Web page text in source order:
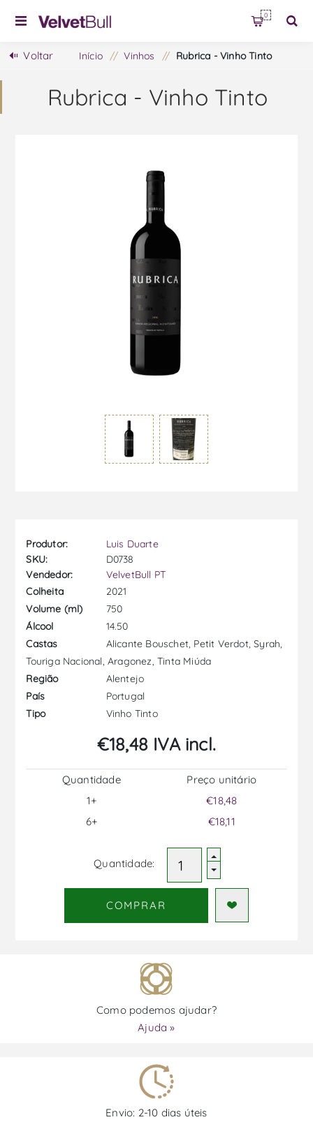
0
Voltar Início / Vinhos / Rubrica - Vinho Tinto
Rubrica - Vinho Tinto
Produtor:
Luis Duarte
SKU:
D0738
Vendedor:
VelvetBull PT
Colheita
2021
Volume (ml)
750
Álcool
14.50
Castas
Alicante Bouschet, Petit Verdot, Syrah,
Touriga Nacional, Aragonez, Tinta Miúda
Região
Alentejo
País
Portugal
Tipo
Vinho Tinto
€18,48 IVA incl.
Quantidade
1+
6+
Preço unitário
€18,48
€18,11
Quantidade:
COMPRAR
Como podemos ajudar?
Ajuda »
Envio: 2-10 dias úteis